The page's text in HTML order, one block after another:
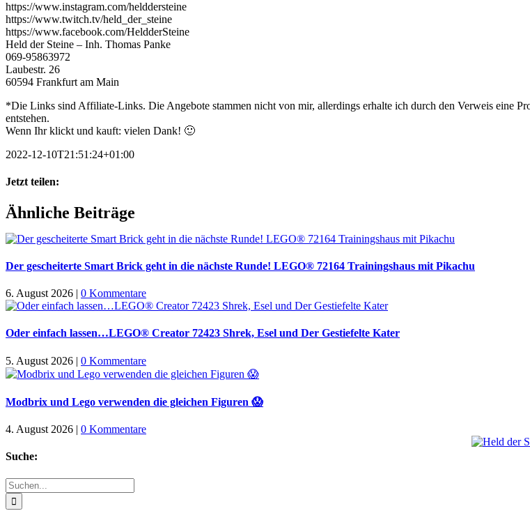
https://www.instagram.com/helddersteine
https://www.twitch.tv/held_der_steine
https://www.facebook.com/HeldderSteine
Held der Steine – Inh. Thomas Panke
069-95863972
Laubestr. 26
60594 Frankfurt am Main
*Die Links sind Affiliate-Links. Die Angebote stammen nicht von mir, allerdings erhalte ich durch den Verweis eine
entstehen.
Wenn Ihr klickt und kauft: vielen Dank! 🙂
2022-12-10T21:51:24+01:00
Jetzt teilen:
Facebook
X
WhatsApp
Pinterest
E-
Mail
Ähnliche Beiträge
Der gescheiterte Smart Brick geht in die nächste Runde! LEGO® 72164 Trainingshaus mit Pikachu
6. August 2026 | 0 Kommentare
Oder einfach lassen…LEGO® Creator 72423 Shrek, Esel und Der Gestiefelte Kater
5. August 2026 | 0 Kommentare
Modbrix und Lego verwenden die gleichen Figuren 😱
4. August 2026 | 0 Kommentare
Suche:
Suche
nach: